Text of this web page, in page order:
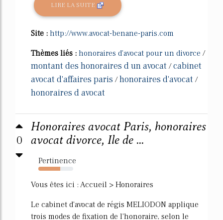
LIRE LA SUITE
Site : http://www.avocat-benane-paris.com
Thèmes liés : honoraires d'avocat pour un divorce /
montant des honoraires d un avocat /cabinet
avocat d'affaires paris /honoraires d'avocat /
honoraires d avocat
0
Honoraires avocat Paris, honoraires
avocat divorce, Ile de ...
Pertinence
63%
Vous êtes ici : Accueil > Honoraires
Le cabinet d'avocat de régis MELIODON applique
trois modes de fixation de l'honoraire, selon le